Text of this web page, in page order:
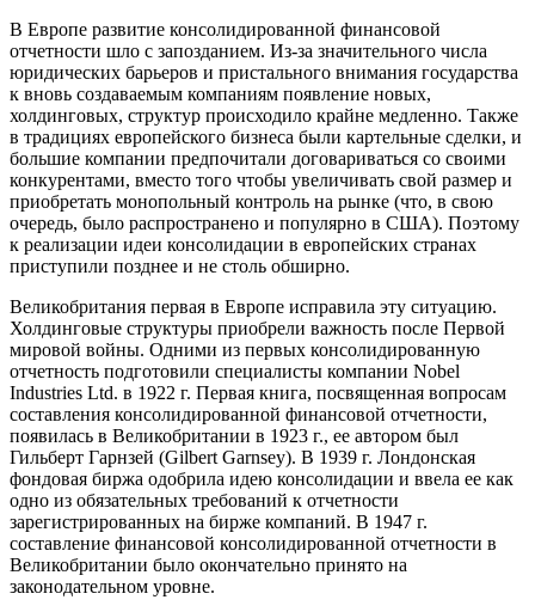
В Европе развитие консолидированной финансовой
отчетности шло с запозданием. Из-за значительного числа
юридических барьеров и пристального внимания государства
к вновь создаваемым компаниям появление новых,
холдинговых, структур происходило крайне медленно. Также
в традициях европейского бизнеса были картельные сделки, и
большие компании предпочитали договариваться со своими
конкурентами, вместо того чтобы увеличивать свой размер и
приобретать монопольный контроль на рынке (что, в свою
очередь, было распространено и популярно в США). Поэтому
к реализации идеи консолидации в европейских странах
приступили позднее и не столь обширно.
Великобритания первая в Европе исправила эту ситуацию.
Холдинговые структуры приобрели важность после Первой
мировой войны. Одними из первых консолидированную
отчетность подготовили специалисты компании Nobel
Industries Ltd. в 1922 г. Первая книга, посвященная вопросам
составления консолидированной финансовой отчетности,
появилась в Великобритании в 1923 г., ее автором был
Гильберт Гарнзей (Gilbert Garnsey). В 1939 г. Лондонская
фондовая биржа одобрила идею консолидации и ввела ее как
одно из обязательных требований к отчетности
зарегистрированных на бирже компаний. В 1947 г.
составление финансовой консолидированной отчетности в
Великобритании было окончательно принято на
законодательном уровне.